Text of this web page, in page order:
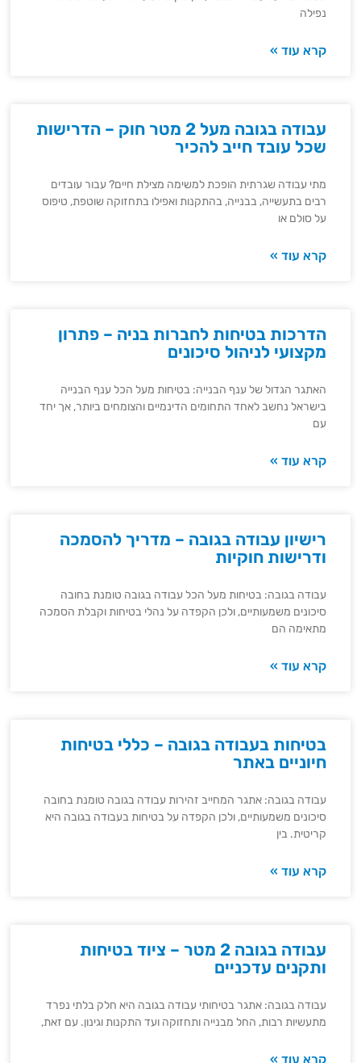
נפילה
קרא עוד »
עבודה בגובה מעל 2 מטר חוק – הדרישות
שכל עובד חייב להכיר
מתי עבודה שגרתית הופכת למשימה מצילת חיים? עבור עובדים
רבים בתעשייה, בבנייה, בהתקנות ואפילו בתחזוקה שוטפת, טיפוס
על סולם או
קרא עוד »
הדרכות בטיחות לחברות בניה – פתרון
מקצועי לניהול סיכונים
האתגר הגדול של ענף הבנייה: בטיחות מעל הכל ענף הבנייה
בישראל נחשב לאחד התחומים הדינמיים והצומחים ביותר, אך יחד
עם
קרא עוד »
רישיון עבודה בגובה – מדריך להסמכה
ודרישות חוקיות
עבודה בגובה: בטיחות מעל הכל עבודה בגובה טומנת בחובה
סיכונים משמעותיים, ולכן הקפדה על נהלי בטיחות וקבלת הסמכה
מתאימה הם
קרא עוד »
בטיחות בעבודה בגובה – כללי בטיחות
חיוניים באתר
עבודה בגובה: אתגר המחייב זהירות עבודה בגובה טומנת בחובה
סיכונים משמעותיים, ולכן הקפדה על בטיחות בעבודה בגובה היא
קריטית. בין
קרא עוד »
עבודה בגובה 2 מטר – ציוד בטיחות
ותקנים עדכניים
עבודה בגובה: אתגר בטיחותי עבודה בגובה היא חלק בלתי נפרד
מתעשיות רבות, החל מבנייה ותחזוקה ועד התקנות וגינון. עם זאת,
קרא עוד »